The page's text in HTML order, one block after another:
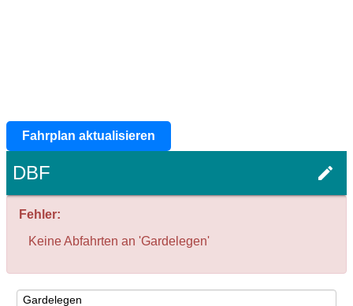
Fahrplan aktualisieren